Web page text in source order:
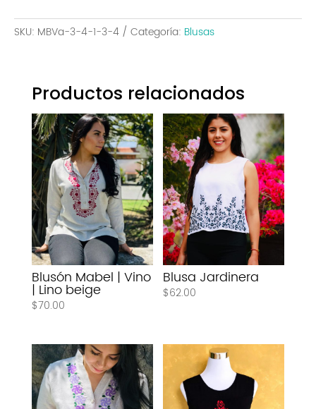
SKU: MBVa-3-4-1-3-4 Categoría: Blusas
Productos relacionados
Blusón Mabel | Vino
| Lino beige
$70.00
Blusa Jardinera
$62.00